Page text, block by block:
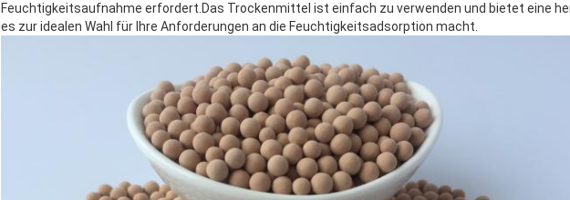
Feuchtigkeitsaufnahme erfordert.Das Trockenmittel ist einfach zu verwenden und bietet eine
es zur idealen Wahl für Ihre Anforderungen an die Feuchtigkeitsadsorption macht.